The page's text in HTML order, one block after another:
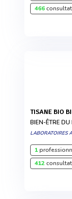
466
TISANE BIO
BIEN-ÊTRE
LABORATOIRES
1
412